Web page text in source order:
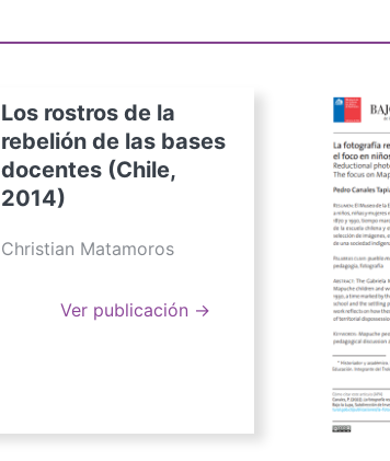
Los rostros de la
rebelión de las bases
docentes (Chile,
2014)
Christian Matamoros
Ver publicación →